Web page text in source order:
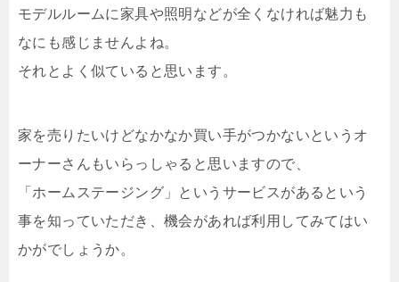
モデルルームに家具や照明などが全くなければ魅力も
なにも感じませんよね。
それとよく似ていると思います。
家を売りたいけどなかなか買い手がつかないというオ
ーナーさんもいらっしゃると思いますので、
「ホームステージング」というサービスがあるという
事を知っていただき、機会があれば利用してみてはい
かがでしょうか。